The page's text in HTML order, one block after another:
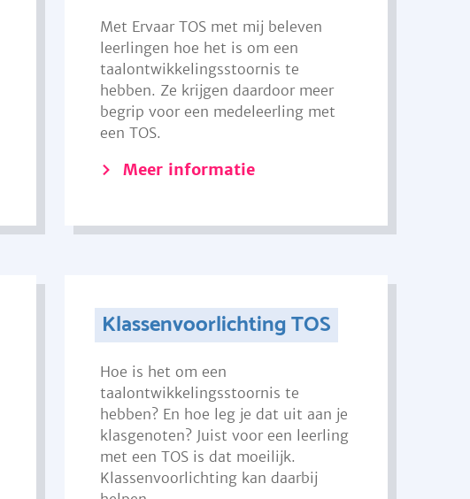
Met Ervaar TOS met mij beleven
leerlingen hoe het is om een
taalontwikkelingsstoornis te
hebben. Ze krijgen daardoor meer
begrip voor een medeleerling met
een TOS.
Meer informatie
Klassenvoorlichting TOS
Hoe is het om een
taalontwikkelingsstoornis te
hebben? En hoe leg je dat uit aan je
klasgenoten? Juist voor een leerling
met een TOS is dat moeilijk.
Klassenvoorlichting kan daarbij